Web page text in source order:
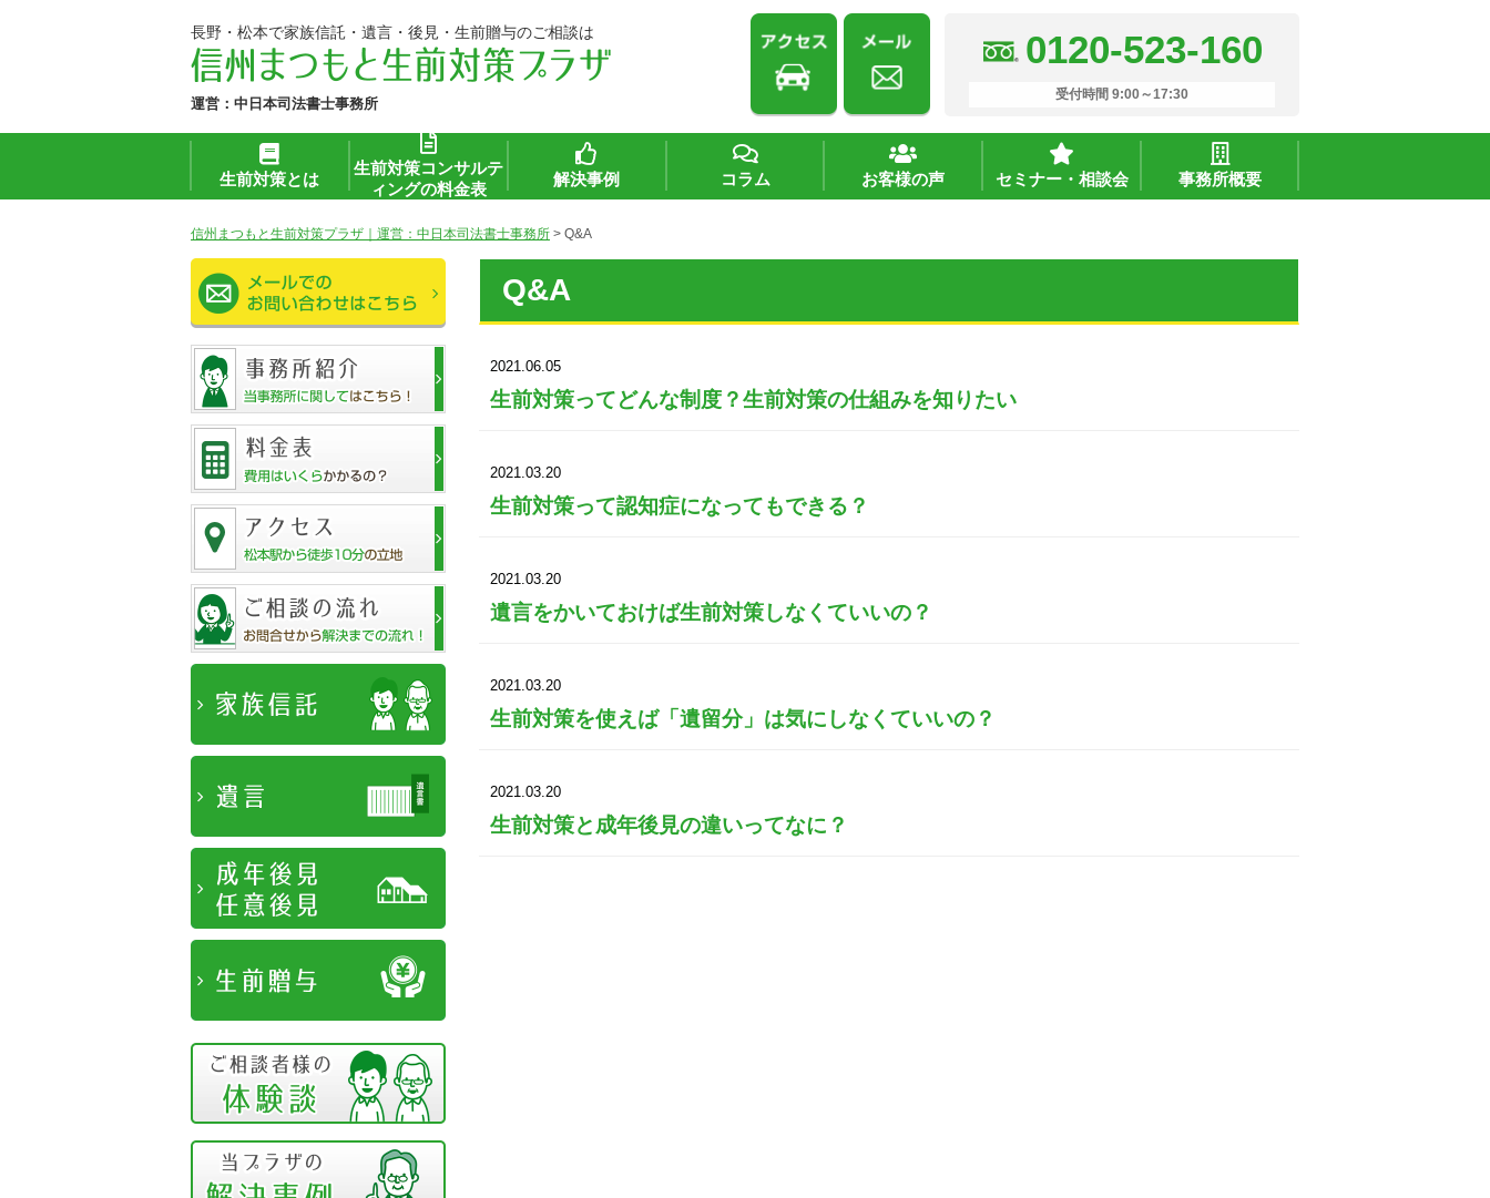
長野・松本で家族信託・遺言・後見・生前贈与のご相談は
運営：中日本司法書士事務所
0120-523-160
受付時間 9:00～17:30
生前対策とは
生前対策コンサルテ
ィングの料金表
解決事例 コラム お客様の声 セミナー・相談会 事務所概要
信州まつもと生前対策プラザ｜運営：中日本司法書士事務所 > Q&A
Q&A
2021.06.05
生前対策ってどんな制度？生前対策の仕組みを知りたい
2021.03.20
生前対策って認知症になってもできる？
2021.03.20
遺言をかいておけば生前対策しなくていいの？
2021.03.20
生前対策を使えば「遺留分」は気にしなくていいの？
2021.03.20
生前対策と成年後見の違いってなに？